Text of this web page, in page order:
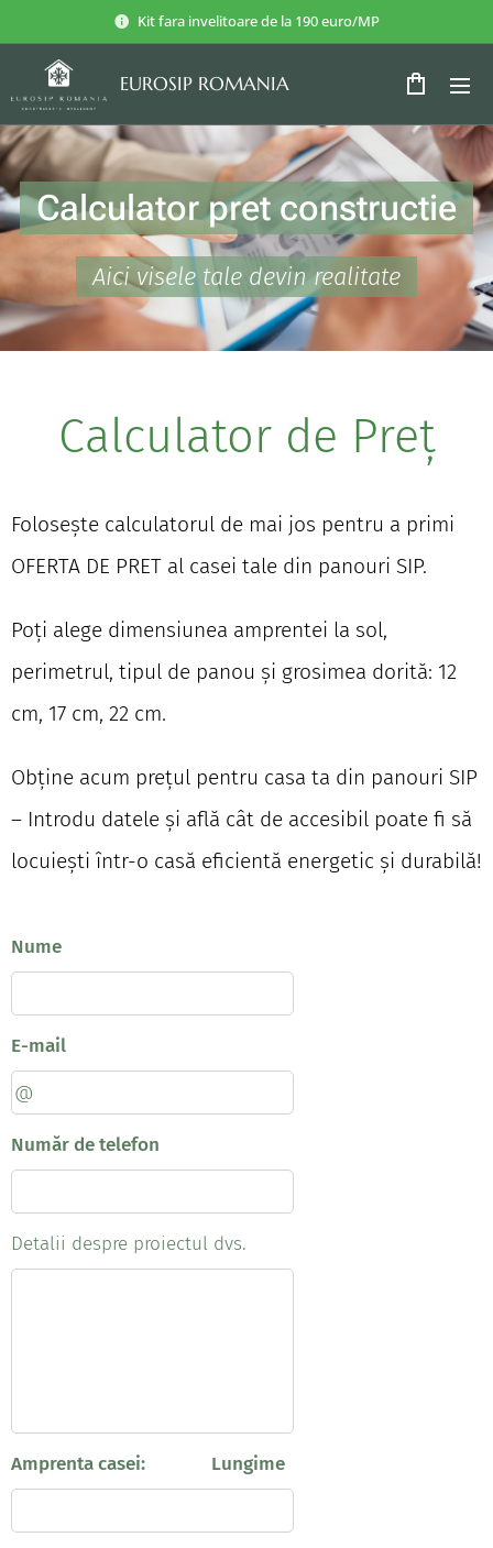
Kit fara invelitoare de la 190 euro/MP
EUROSIP ROMANIA
Calculator pret constructie
Aici visele tale devin realitate
Calculator de Preț
Folosește calculatorul de mai jos pentru a primi
OFERTA DE PRET al casei tale din panouri SIP.
Poți alege dimensiunea amprentei la sol,
perimetrul, tipul de panou și grosimea dorită: 12
cm, 17 cm, 22 cm.
Obține acum prețul pentru casa ta din panouri SIP
– Introdu datele și află cât de accesibil poate fi să
locuiești într-o casă eficientă energetic și durabilă!
Nume
E-mail
Număr de telefon
Detalii despre proiectul dvs.
Amprenta casei: Lungime